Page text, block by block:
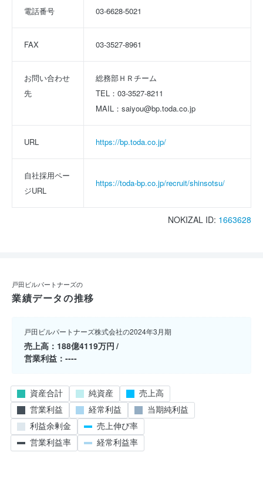
電話番号 03-6628-5021
FAX 03-3527-8961
お問い合わせ
先
総務部ＨＲチーム
TEL：03-3527-8211
MAIL：saiyou@bp.toda.co.jp
URL https://bp.toda.co.jp/
自社採用ペー
ジURL
https://toda-bp.co.jp/recruit/shinsotsu/
NOKIZAL ID: 1663628
戸田ビルパートナーズの
業績データの推移
戸田ビルパートナーズ株式会社の2024年3月期
売上高
188億4119万円
営業利益
----
資産合計 純資産
売上高
営業利益
経常利益
当期純利益
利益余剰金
売上伸び率
営業利益率
経常利益率